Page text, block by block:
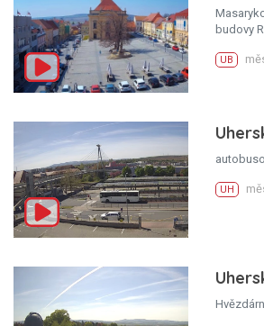
budovy
UB
UH